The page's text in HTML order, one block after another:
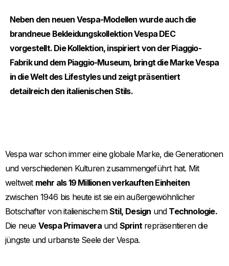
Neben den neuen Vespa-Modellen wurde auch die
brandneue Bekleidungskollektion Vespa DEC
vorgestellt. Die Kollektion, inspiriert von der Piaggio-
Fabrik und dem Piaggio-Museum, bringt die Marke Vespa
in die Welt des Lifestyles und zeigt präsentiert
detailreich den italienischen Stils.
Vespa war schon immer eine globale Marke, die Generationen
und verschiedenen Kulturen zusammengeführt hat. Mit
weltweit mehr als 19 Millionen verkauften Einheiten
zwischen 1946 bis heute ist sie ein außergewöhnlicher
Botschafter von italienischemStil, Design und Technologie.
Die neue Vespa Primaveraund Sprint repräsentieren die
jüngste und urbanste Seele der Vespa.